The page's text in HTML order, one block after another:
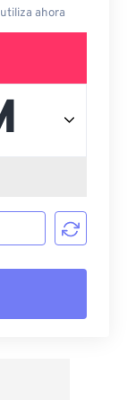
ahora